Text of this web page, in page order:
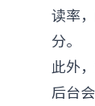
读率
分。
此外
后台